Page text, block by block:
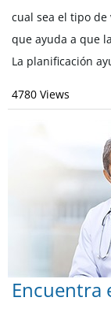
cual sea el tipo
que ayuda a que
La planificación
4780 Views
Encuentra